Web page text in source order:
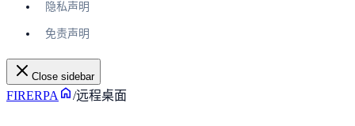
隐私声明
免责声明
Close sidebar
FIRERPA /远程桌面